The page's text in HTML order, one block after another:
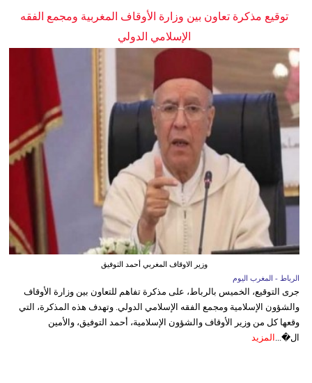
توقيع مذكرة تعاون بين وزارة الأوقاف المغربية ومجمع الفقه
الإسلامي الدولي
وزير الاوقاف المغربي أحمد التوفيق
الرباط - المغرب اليوم
جرى التوقيع، الخميس بالرباط، على مذكرة تفاهم للتعاون بين وزارة الأوقاف
والشؤون الإسلامية ومجمع الفقه الإسلامي الدولي. وتهدف هذه المذكرة، التي
وقعها كل من وزير الأوقاف والشؤون الإسلامية، أحمد التوفيق، والأمين
ال�... المزيد